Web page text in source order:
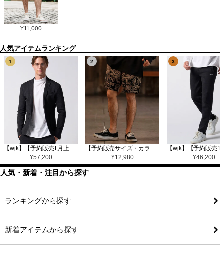
¥11,000
1
【wjk】【予約販売1月上旬～中旬入荷】function knit jacket(jacquard check) ニットジャケット(207 mw08j)
¥57,200
2
【予約販売サイズ・カラーにより納期異なる】【CAMBIO(カンビオ)】Gobelin Short Pants ショートパンツ(CAM25SS-002)
¥12,980
3
¥46,200
人気・新着・注目から探す
ランキングから探す
新着アイテムから探す